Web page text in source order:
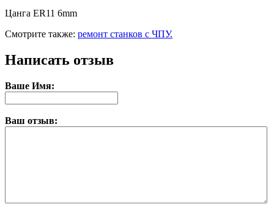
Цанга ER11 6mm
Смотрите также: ремонт станков с ЧПУ.
Написать отзыв
Ваше Имя:
Ваш отзыв: